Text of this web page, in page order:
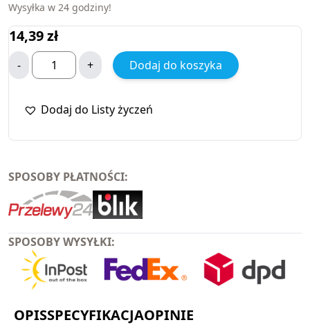
Wysyłka w 24 godziny!
14,39zł
- + Dodaj do koszyka
Dodaj do Listy życzeń
SPOSOBY PŁATNOŚCI:
SPOSOBY WYSYŁKI:
OPISSPECYFIKACJAOPINIE